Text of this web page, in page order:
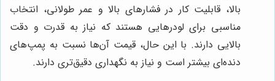
بالا، قابلیت کار در فشارهای بالا و عمر طولانی، انتخاب
مناسبی برای لودرهایی هستند که نیاز به قدرت و دقت
بالایی دارند. با این حال، قیمت آن‌ها نسبت به پمپ‌های
دنده‌ای بیشتر است و نیاز به نگهداری دقیق‌تری دارند.